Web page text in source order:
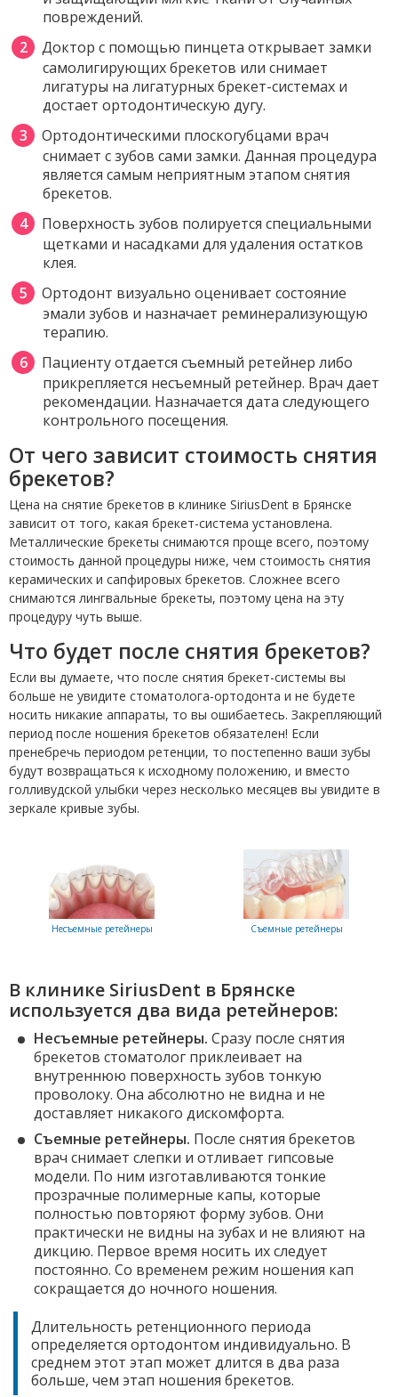
повреждений.
Доктор с помощью пинцета открывает замки
самолигирующих брекетов или снимает
лигатуры на лигатурных брекет-системах и
достает ортодонтическую дугу.
Ортодонтическими плоскогубцами врач
снимает с зубов сами замки. Данная процедура
является самым неприятным этапом снятия
брекетов.
Поверхность зубов полируется специальными
щетками и насадками для удаления остатков
клея.
Ортодонт визуально оценивает состояние
эмали зубов и назначает реминерализующую
терапию.
Пациенту отдается съемный ретейнер либо
прикрепляется несъемный ретейнер. Врач дает
рекомендации. Назначается дата следующего
контрольного посещения.
От чего зависит стоимость снятия
брекетов?
Цена на снятие брекетов в клинике SiriusDent в Брянске
зависит от того, какая брекет-система установлена.
Металлические брекеты снимаются проще всего, поэтому
стоимость данной процедуры ниже, чем стоимость снятия
керамических и сапфировых брекетов. Сложнее всего
снимаются лингвальные брекеты, поэтому цена на эту
процедуру чуть выше.
Что будет после снятия брекетов?
Если вы думаете, что после снятия брекет-системы вы
больше не увидите стоматолога-ортодонта и не будете
носить никакие аппараты, то вы ошибаетесь. Закрепляющий
период после ношения брекетов обязателен! Если
пренебречь периодом ретенции, то постепенно ваши зубы
будут возвращаться к исходному положению, и вместо
голливудской улыбки через несколько месяцев вы увидите в
зеркале кривые зубы.
Несъемные ретейнеры Съемные ретейнеры
В клинике SiriusDent в Брянске
используется два вида ретейнеров:
Несъемные ретейнеры. Сразу после снятия
брекетов стоматолог приклеивает на
внутреннюю поверхность зубов тонкую
проволоку. Она абсолютно не видна и не
доставляет никакого дискомфорта.
Съемные ретейнеры. После снятия брекетов
врач снимает слепки и отливает гипсовые
модели. По ним изготавливаются тонкие
прозрачные полимерные капы, которые
полностью повторяют форму зубов. Они
практически не видны на зубах и не влияют на
дикцию. Первое время носить их следует
постоянно. Со временем режим ношения кап
сокращается до ночного ношения.
Длительность ретенционного периода
определяется ортодонтом индивидуально. В
среднем этот этап может длится в два раза
больше, чем этап ношения брекетов.